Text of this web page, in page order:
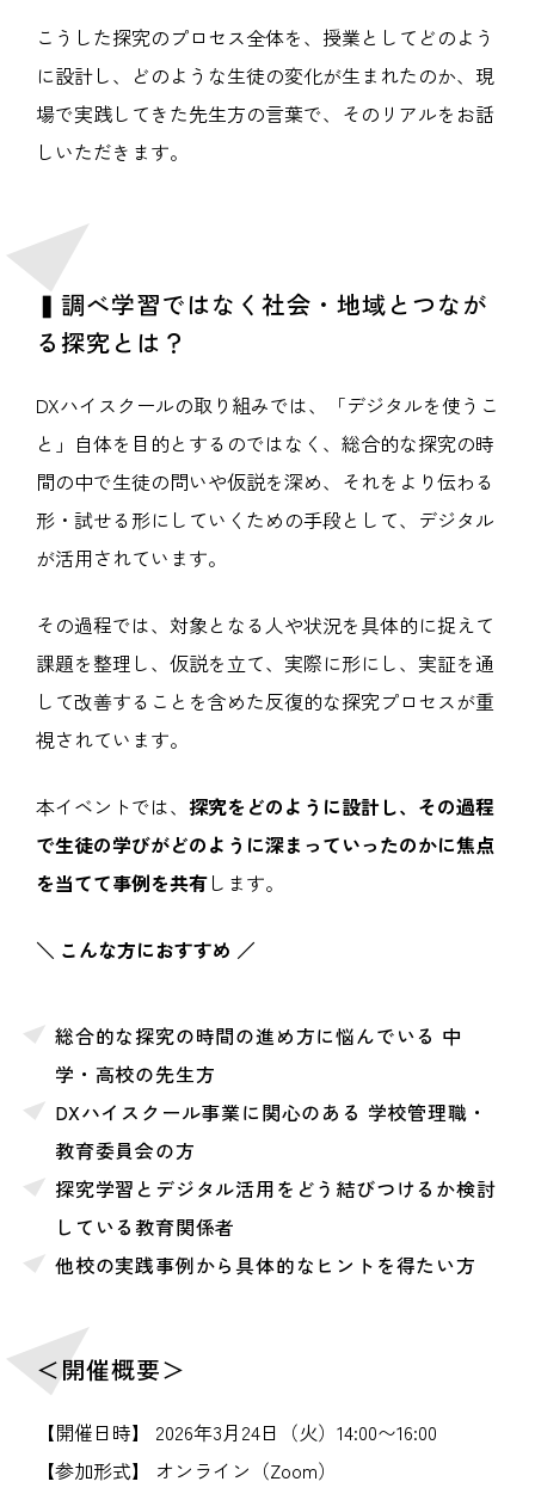
こうした探究のプロセス全体を、授業としてどのよう
に設計し、どのような生徒の変化が生まれたのか、現
場で実践してきた先生方の言葉で、そのリアルをお話
しいただきます。
▍調べ学習ではなく社会・地域とつなが
る探究とは？
DXハイスクールの取り組みでは、「デジタルを使うこ
と」自体を目的とするのではなく、総合的な探究の時
間の中で生徒の問いや仮説を深め、それをより伝わる
形・試せる形にしていくための手段として、デジタル
が活用されています。
その過程では、対象となる人や状況を具体的に捉えて
課題を整理し、仮説を立て、実際に形にし、実証を通
して改善することを含めた反復的な探究プロセスが重
視されています。
本イベントでは、 探究をどのように設計し、その過程
で生徒の学びがどのように深まっていったのかに焦点
を当てて事例を共有します。
＼ こんな方におすすめ ／
総合的な探究の時間の進め方に悩んでいる 中
学・高校の先生方
DXハイスクール事業に関心のある 学校管理職・
教育委員会の方
探究学習とデジタル活用をどう結びつけるか検討
している教育関係者
他校の実践事例から具体的なヒントを得たい方
＜開催概要＞
【開催日時】 2026年3月24日（火）14:00〜16:00
【参加形式】 オンライン（Zoom）